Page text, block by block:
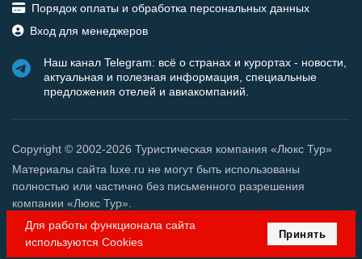
Порядок оплаты и обработка персональных данных
Вход для менеджеров
Наш канал Telegram: всё о странах и курортах - новости,
актуальная и полезная информация, специальные
предложения отелей и авиакомпаний.
Copyright © 2002-2026 Туристическая компания «Люкс Тур»
Материалы сайта luxe.ru не могут быть использованы
полностью или частично без письменного разрешения
компании «Люкс Тур».
Для работы функционала сайта
используются Cookies
Принять